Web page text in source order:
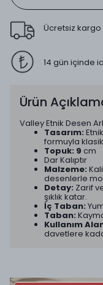
Ücretsiz kargo
14 gün içinde
Ürün
Valley Etnik Desen
Tasarım:
formuyla
Topuk: 9 cm
Dar Kalıptır
Malzeme:
desenlerle
Detay: Zarif
şıklık katar.
İç Taban:
Taban:
Kullanım
davetlere